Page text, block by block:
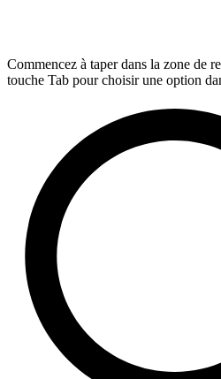
Commencez à taper dans la zone de
touche Tab pour choisir une option